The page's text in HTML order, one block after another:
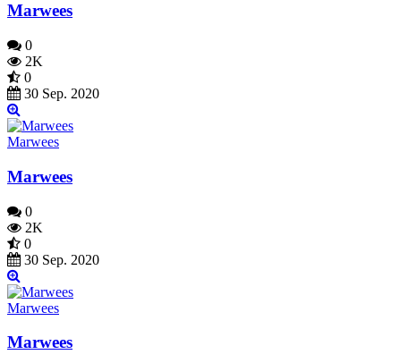
Marwees
0
2K
0
30 Sep. 2020
Marwees
Marwees
0
2K
0
30 Sep. 2020
Marwees
Marwees